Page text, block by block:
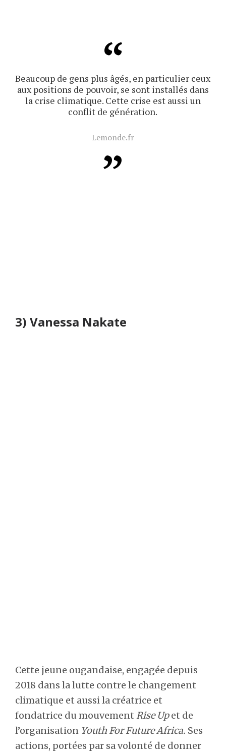
Beaucoup de gens plus âgés, en particulier ceux
aux positions de pouvoir, se sont installés dans
la crise climatique. Cette crise est aussi un
conflit de génération.
Lemonde.fr
3) Vanessa Nakate
Cette jeune ougandaise, engagée depuis
2018 dans la lutte contre le changement
climatique et aussi la créatrice et
fondatrice du mouvement Rise Upet de
l’organisation Youth For Future Africa. Ses
actions, portées par sa volonté de donner